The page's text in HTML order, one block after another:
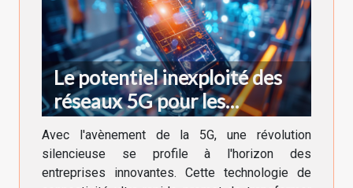
Le potentiel inexploité des
réseaux 5G pour les
entreprises innovantes en
2023
Avec l'avènement de la 5G, une révolution
silencieuse se profile à l'horizon des
entreprises innovantes. Cette technologie de